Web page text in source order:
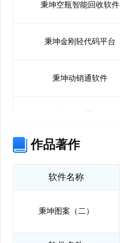
秉坤空瓶智能回收软件
秉坤金刚轻代码平台
秉坤动销通软件
秉坤销售帮管理软件
作品著作
软件名称
秉坤图案（二）